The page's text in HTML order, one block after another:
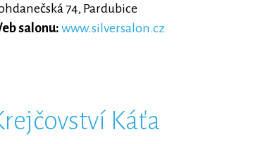
74, Pardubice
salonu: www.silversalon.cz
Káťa